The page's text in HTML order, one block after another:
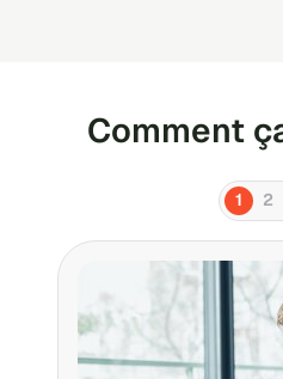
Comment
1 2